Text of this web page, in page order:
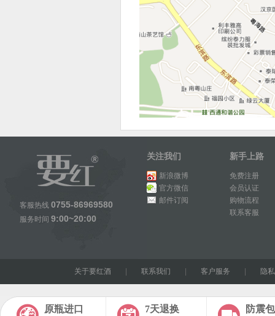
客服热线 0755-86969580
服务时间 9:00~20:00
关注我们
新浪微博
官方微信
邮件订阅
新手上路
免费注册
会员认证
购物流程
联系客服
关于要红酒| 联系我们 客户服务 隐
原瓶进口 7天退换 防震